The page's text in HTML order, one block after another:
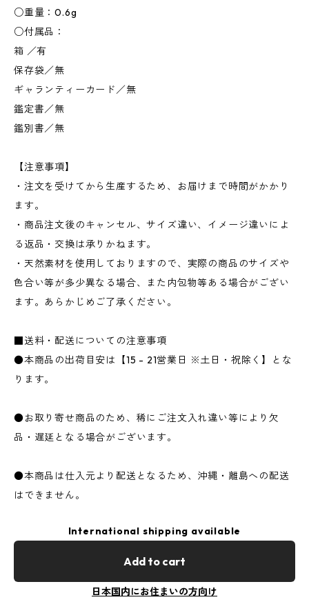
○重量：0.6g
○付属品：
箱 ／有
保存袋／無
ギャランティーカード／無
鑑定書／無
鑑別書／無
【注意事項】
・注文を受けてから生産するため、お届けまで時間がかかり
ます。
・商品注文後のキャンセル、サイズ違い、イメージ違いによ
る返品・交換は承りかねます。
・天然素材を使用しておりますので、実際の商品のサイズや
色合い等が多少異なる場合、また内包物等ある場合がござい
ます。あらかじめご了承ください。
■送料・配送についての注意事項
●本商品の出荷目安は【15 - 21営業日 ※土日・祝除く】とな
ります。
●お取り寄せ商品のため、稀にご注文入れ違い等により欠
品・遅延となる場合がございます。
●本商品は仕入元より配送となるため、沖縄・離島への配送
はできません。
International shipping available
Add to cart
日本国内にお住まいの方向け